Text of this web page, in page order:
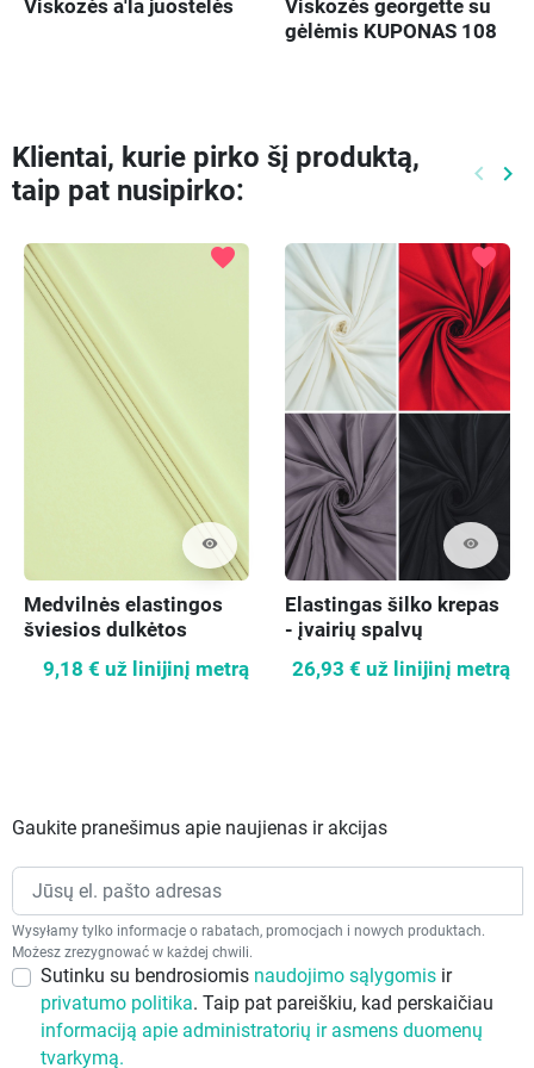
Viskozės a'la juostelės
Viskozės georgette su
gėlėmis KUPONAS 108
Klientai, kurie pirko šį produktą,
taip pat nusipirko:
keyboard_arrow_left keyboard_arrow_right
visibility
favorite
Medvilnės elastingos
šviesios dulkėtos
9,18 € už linijinį metrą
visibility
favorite
Elastingas šilko krepas
- įvairių spalvų
26,93 € už linijinį metrą
Gaukite pranešimus apie naujienas ir akcijas
Wysyłamy tylko informacje o rabatach, promocjach i nowych produktach.
Możesz zrezygnować w każdej chwili.
Sutinku su bendrosiomis naudojimo sąlygomis ir
privatumo politika. Taip pat pareiškiu, kad perskaičiau
informaciją apie administratorių ir asmens duomenų
tvarkymą.